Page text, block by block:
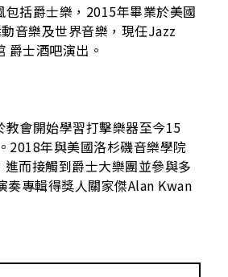
括爵士樂，2015年畢業於美國
音樂及世界音樂，現任Jazz
士酒吧演出。
會開始學習打擊樂器至今15
2018年與美國洛杉磯音樂學院
而接觸到爵士大樂團並參與多
奏專輯得獎人關家傑Alan Kwan